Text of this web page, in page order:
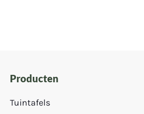
Producten
Tuintafels